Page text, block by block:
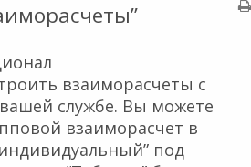
взаиморасчеты с
службе. Вы можете
взаиморасчет в
под